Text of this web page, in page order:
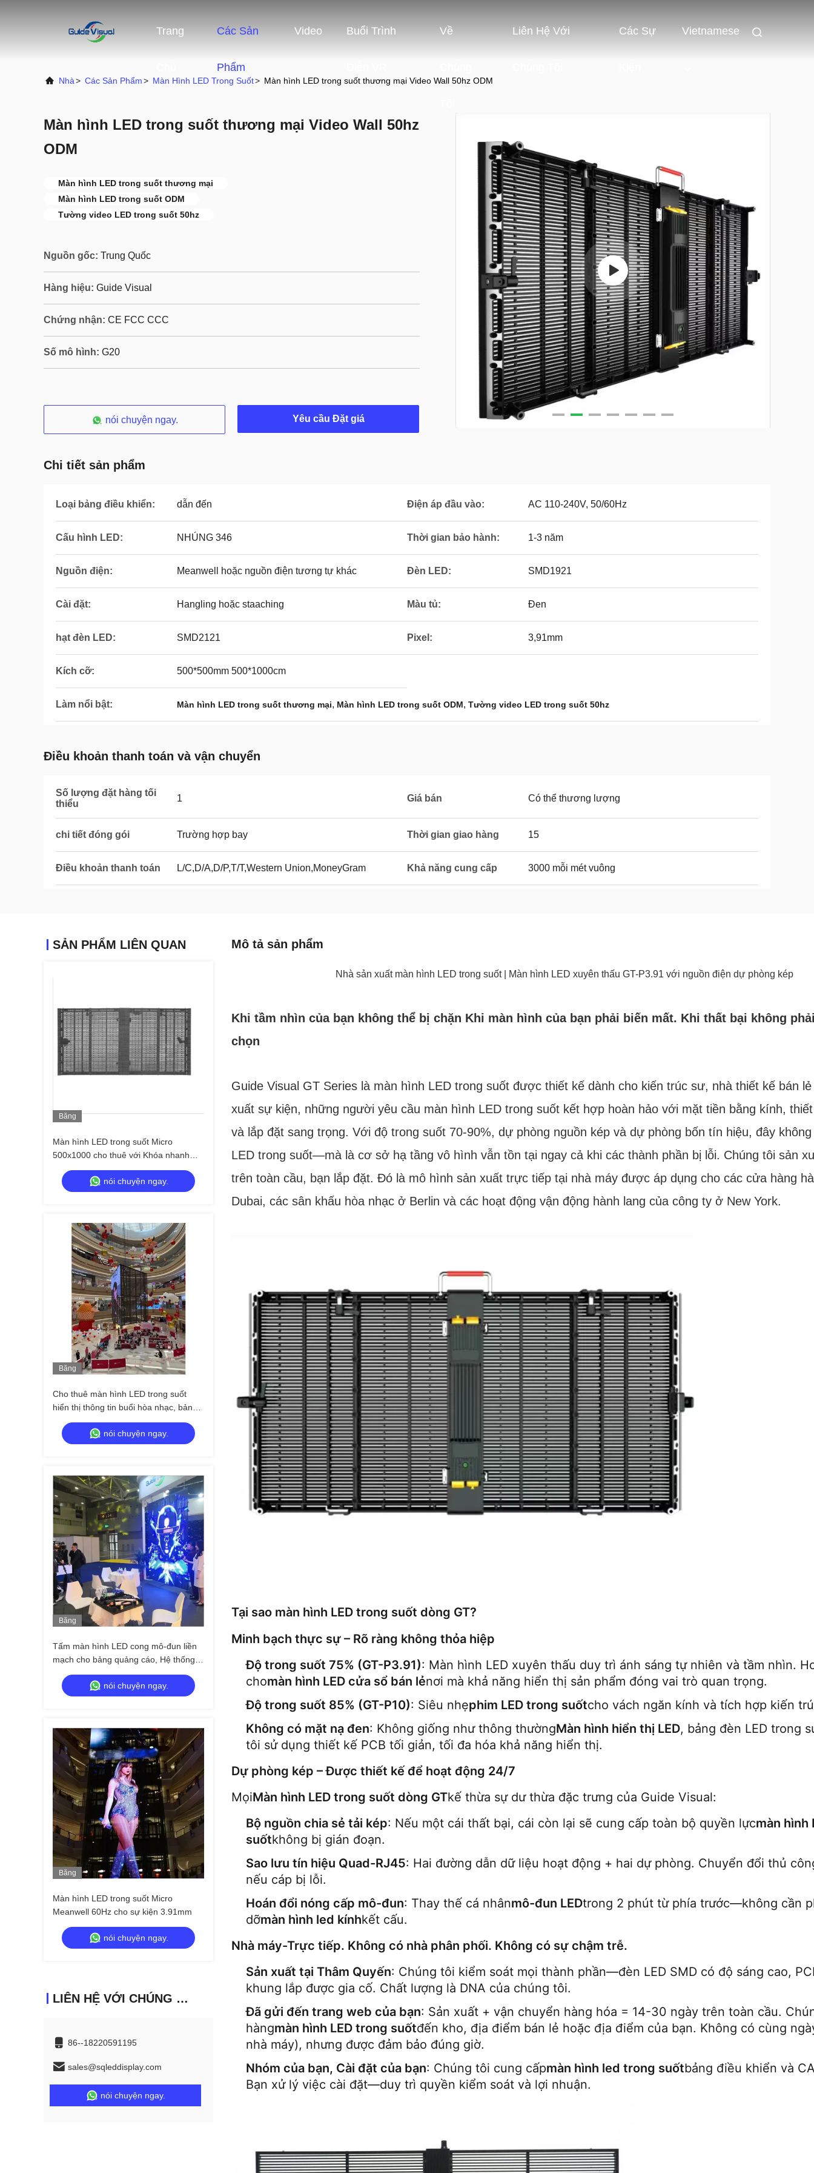
Trang Các Sản
Phẩm
Video Buổi Trình Về Liên Hệ Với Các Sự Vietnamese
Nhà> Các Sản Phẩm> Màn Hình LED Trong Suốt> Màn hình LED trong suốt thương mại Video Wall 50hz ODM
Màn hình LED trong suốt thương mại Video Wall 50hz
ODM
Màn hình LED trong suốt thương mại
Màn hình LED trong suốt ODM
Tường video LED trong suốt 50hz
Nguồn gốc: Trung Quốc
Hàng hiệu: Guide Visual
Chứng nhận: CE FCC CCC
Số mô hình: G20
nói chuyện ngay. Yêu cầu Đặt giá
Chi tiết sản phẩm
Loại bảng điều khiển: dẫn đến Điện áp đầu vào: AC 110-240V, 50/60Hz
Cấu hình LED: NHÚNG 346 Thời gian bảo hành: 1-3 năm
Nguồn điện: Meanwell hoặc nguồn điện tương tự khác Đèn LED: SMD1921
Cài đặt: Hangling hoặc staaching Màu tủ: Đen
hạt đèn LED: SMD2121 Pixel: 3,91mm
Kích cỡ: 500*500mm 500*1000cm
Làm nổi bật: Màn hình LED trong suốt thương mại, Màn hình LED trong suốt ODM, Tường video LED trong suốt 50hz
Điều khoản thanh toán và vận chuyển
Số lượng đặt hàng tối
thiểu
1 Giá bán Có thể thương lượng
chi tiết đóng gói Trường hợp bay Thời gian giao hàng 15
Điều khoản thanh toán L/C,D/A,D/P,T/T,Western Union,MoneyGram Khả năng cung cấp 3000 mỗi mét vuông
SẢN PHẨM LIÊN QUAN
Băng
Màn hình LED trong suốt Micro
500x1000 cho thuê với Khóa nhanh
Tùy chỉnh
nói chuyện ngay.
Băng
Cho thuê màn hình LED trong suốt
hiển thị thông tin buổi hòa nhạc, bảng
quảng cáo video
nói chuyện ngay.
Băng
Tấm màn hình LED cong mô-đun liền
mạch cho bảng quảng cáo, Hệ thống
NovaStar, 6000 nits
nói chuyện ngay.
Băng
Màn hình LED trong suốt Micro
Meanwell 60Hz cho sự kiện 3.91mm
nói chuyện ngay.
LIÊN HỆ VỚI CHÚNG TÔI
86--18220591195
sales@sqleddisplay.com
nói chuyện ngay.
Mô tả sản phẩm
Nhà sản xuất màn hình LED trong suốt | Màn hình LED xuyên thấu GT-P3.91 với nguồn điện dự phòng kép
Khi tầm nhìn của bạn không thể bị chặn Khi màn hình của bạn phải biến mất. Khi thất bại không
chọn
Guide Visual GT Series là màn hình LED trong suốt được thiết kế dành cho kiến ​​trúc sư, nhà thiết kế bán
xuất sự kiện, những người yêu cầu màn hình LED trong suốt kết hợp hoàn hảo với mặt tiền bằng kính,
và lắp đặt sang trọng. Với độ trong suốt 70-90%, dự phòng nguồn kép và dự phòng bốn tín hiệu, đây
LED trong suốt—mà là cơ sở hạ tầng vô hình vẫn tồn tại ngay cả khi các thành phần bị lỗi. Chúng tôi sản
trên toàn cầu, bạn lắp đặt. Đó là mô hình sản xuất trực tiếp tại nhà máy được áp dụng cho các cửa hàng
Dubai, các sân khấu hòa nhạc ở Berlin và các hoạt động vận động hành lang của công ty ở New York.
Tại sao màn hình LED trong suốt dòng GT?
Minh bạch thực sự – Rõ ràng không thỏa hiệp
Độ trong suốt 75% (GT-P3.91): Màn hình LED xuyên thấu duy trì ánh sáng tự nhiên và tầm nhìn.
chomàn hình LED cửa sổ bán lẻnơi mà khả năng hiển thị sản phẩm đóng vai trò quan trọng.
Độ trong suốt 85% (GT-P10): Siêu nhẹphim LED trong suốtcho vách ngăn kính và tích hợp kiến
Không có mặt nạ đen: Không giống như thông thườngMàn hình hiển thị LED, bảng đèn LED trong
tôi sử dụng thiết kế PCB tối giản, tối đa hóa khả năng hiển thị.
Dự phòng kép – Được thiết kế để hoạt động 24/7
MọiMàn hình LED trong suốt dòng GTkế thừa sự dư thừa đặc trưng của Guide Visual:
Bộ nguồn chia sẻ tải kép: Nếu một cái thất bại, cái còn lại sẽ cung cấp toàn bộ quyền lựcmàn hình
suốtkhông bị gián đoạn.
Sao lưu tín hiệu Quad-RJ45: Hai đường dẫn dữ liệu hoạt động + hai dự phòng. Chuyển đổi thủ
nếu cáp bị lỗi.
Hoán đổi nóng cấp mô-đun: Thay thế cá nhânmô-đun LEDtrong 2 phút từ phía trước—không cần
dỡmàn hình led kínhkết cấu.
Nhà máy-Trực tiếp. Không có nhà phân phối. Không có sự chậm trễ.
Sản xuất tại Thâm Quyến: Chúng tôi kiểm soát mọi thành phần—đèn LED SMD có độ sáng cao,
khung lắp được gia cố. Chất lượng là DNA của chúng tôi.
Đã gửi đến trang web của bạn: Sản xuất + vận chuyển hàng hóa = 14-30 ngày trên toàn cầu.
hàngmàn hình LED trong suốtđến kho, địa điểm bán lẻ hoặc địa điểm của bạn. Không có cùng
nhà máy), nhưng được đảm bảo đúng giờ.
Nhóm của bạn, Cài đặt của bạn: Chúng tôi cung cấpmàn hình led trong suốtbảng điều khiển và
Bạn xử lý việc cài đặt—duy trì quyền kiểm soát và lợi nhuận.